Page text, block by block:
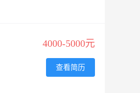
4000-5000元
查看简历